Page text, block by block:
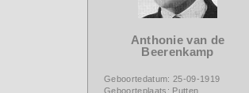
Anthonie van de
Beerenkamp
Geboortedatum: 25-09-1919
Geboorteplaats: Putten